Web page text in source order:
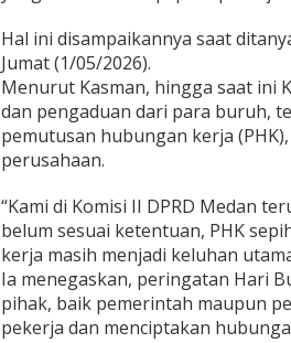
P
e
u
s
a
h
a
n
P
e
r
h
a
t
Hal ini disampaikannya saat
Jumat (1/05/2026).
Menurut Kasman, hingga saat ini
dan pengaduan dari para buruh,
pemutusan hubungan kerja
perusahaan.
“Kami di Komisi II DPRD Medan
belum sesuai ketentuan, PHK
kerja masih menjadi keluhan
Ia menegaskan, peringatan Hari
pihak, baik pemerintah maupun
pekerja dan menciptakan